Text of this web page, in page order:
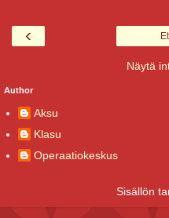
‹
Näytä
Author
Aksu
Klasu
Operaatiokeskus
Sisällön